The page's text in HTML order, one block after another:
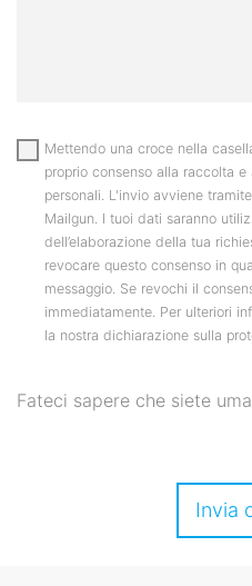
Mettendo una croce nella
proprio consenso alla raccolta
personali. L'invio avviene
Mailgun. I tuoi dati saranno
dell’elaborazione della tua
revocare questo consenso in
messaggio. Se revochi il
immediatamente. Per ulteriori
la nostra dichiarazione sulla
Fateci sapere che siete
Invia